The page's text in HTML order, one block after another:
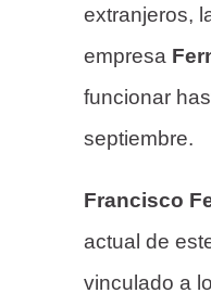
extranjeros,
empresa
funcionar
septiembre.
Francisco
actual de
vinculado a